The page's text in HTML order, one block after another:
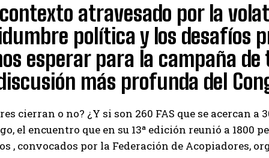
atravesado por la
política y los desafíos
esperar para la campaña
más profunda del
cierran o no? ¿Y si son 260 FAS que se acercan a
el encuentro que en su 13ª edición reunió a 1800
, convocados por la Federación de Acopiadores,